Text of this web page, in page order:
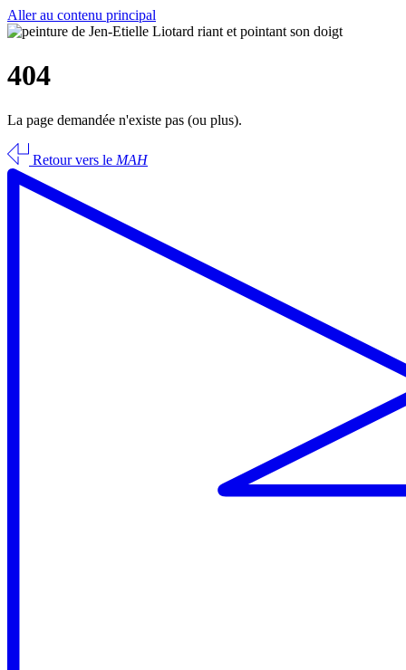
Aller au contenu principal
404
La page demandée n'existe pas (ou plus).
Retour vers le MAH